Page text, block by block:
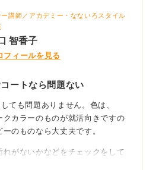
ー講師／アカデミー・なないろスタイル
智香子
フィールを見る
ートなら問題ない
ても問題ありません。色は、
カラーのものが就活向きですの
のものなら大丈夫です。
れがないかなどをチェックをして